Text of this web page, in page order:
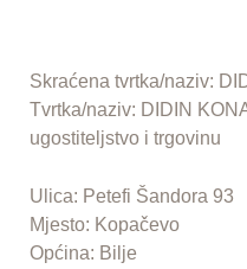
Skraćena tvrtka/naziv:
Tvrtka/naziv: DIDIN
ugostiteljstvo i trgovinu
Ulica: Petefi Šandora 93
Mjesto: Kopačevo
Općina: Bilje